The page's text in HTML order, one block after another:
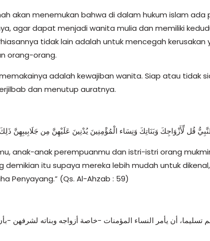
akan menemukan bahwa di dalam hukum islam
agar dapat menjadi wanita mulia dan memiliki
tidak lain adalah untuk mencegah
orang-orang.
adalah kewajiban wanita. Siap atau tidak
dan menutup auratnya.
النَّبِيُّ قُل لِّأَزْوَاجِكَ وَبَنَاتِكَ وَنِسَاء الْمُؤْمِنِينَ يُدْنِينَ عَلَيْهِنَّ مِن جَلَابِيبِهِنَّ
anak-anak perempuanmu dan istri-istri orang
demikian itu supaya mereka lebih mudah untuk
Penyayang.” (Qs. Al-Ahzab : 59)
تسليما، أن يأمر النساء المؤمنات -خاصة أزواجه وبناته لشرفهن -